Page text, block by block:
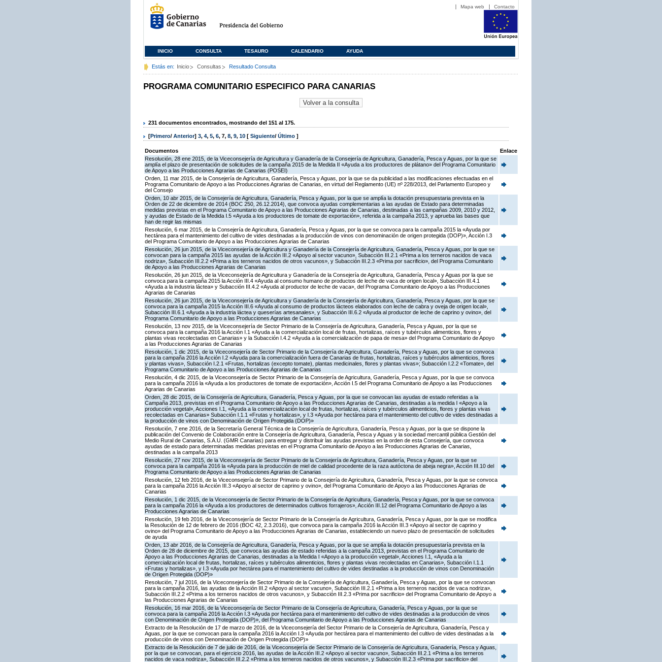
Mapa web Contacto
INICIO CONSULTA TESAURO CALENDARIO AYUDA
Estás en: Inicio Consultas Resultado Consulta
PROGRAMA COMUNITARIO ESPECIFICO PARA CANARIAS
231 documentos encontrados, mostrando del 151 al 175.
[Primero/ Anterior] 3, 4, 5, 6, 7, 8, 9, 10 [ Siguiente/ Último ]
Documentos
Enlace
Resolución, 28 ene 2015, de la Viceconsejería de Agricultura y Ganadería de la Consejería de Agricultura, Ganadería, Pesca y Aguas, por la que se
amplía el plazo de presentación de solicitudes de la campaña 2015 de la Medida II «Ayuda a los productores de plátano» del Programa Comunitario
de Apoyo a las Producciones Agrarias de Canarias (POSEI)
Orden, 11 mar 2015, de la Consejería de Agricultura, Ganadería, Pesca y Aguas, por la que se da publicidad a las modificaciones efectuadas en el
Programa Comunitario de Apoyo a las Producciones Agrarias de Canarias, en virtud del Reglamento (UE) nº 228/2013, del Parlamento Europeo y
del Consejo
Orden, 10 abr 2015, de la Consejería de Agricultura, Ganadería, Pesca y Aguas, por la que se amplía la dotación presupuestaria prevista en la
Orden de 22 de diciembre de 2014 (BOC 250, 26.12.2014), que convoca ayudas complementarias a las ayudas de Estado para determinadas
medidas previstas en el Programa Comunitario de Apoyo a las Producciones Agrarias de Canarias, destinadas a las campañas 2009, 2010 y 2012,
y ayudas de Estado de la Medida I.5 «Ayuda a los productores de tomate de exportación», referida a la campaña 2013, y aprueba las bases que
han de regir las mismas
Resolución, 6 mar 2015, de la Consejería de Agricultura, Ganadería, Pesca y Aguas, por la que se convoca para la campaña 2015 la «Ayuda por
hectárea para el mantenimiento del cultivo de vides destinadas a la producción de vinos con denominación de origen protegida (DOP)», Acción I.3
del Programa Comunitario de Apoyo a las Producciones Agrarias de Canarias
Resolución, 26 jun 2015, de la Viceconsejería de Agricultura y Ganadería de la Consejería de Agricultura, Ganadería, Pesca y Aguas, por la que se
convocan para la campaña 2015 las ayudas de la Acción III.2 «Apoyo al sector vacuno», Subacción III.2.1 «Prima a los terneros nacidos de vaca
nodriza», Subacción III.2.2 «Prima a los terneros nacidos de otros vacunos», y Subacción III.2.3 «Prima por sacrificio», del Programa Comunitario
de Apoyo a las Producciones Agrarias de Canarias
Resolución, 26 jun 2015, de la Viceconsejería de Agricultura y Ganadería de la Consejería de Agricultura, Ganadería, Pesca y Aguas por la que se
convoca para la campaña 2015 la Acción III.4 «Ayuda al consumo humano de productos de leche de vaca de origen local», Subacción III.4.1
«Ayuda a la industria láctea» y Subacción III.4.2 «Ayuda al productor de leche de vaca», del Programa Comunitario de Apoyo a las Producciones
Agrarias de Canarias
Resolución, 26 jun 2015, de la Viceconsejería de Agricultura y Ganadería de la Consejería de Agricultura, Ganadería, Pesca y Aguas, por la que se
convoca para la campaña 2015 la Acción III.6 «Ayuda al consumo de productos lácteos elaborados con leche de cabra y oveja de origen local»,
Subacción III.6.1 «Ayuda a la industria láctea y queserías artesanales», y Subacción III.6.2 «Ayuda al productor de leche de caprino y ovino», del
Programa Comunitario de Apoyo a las Producciones Agrarias de Canarias
Resolución, 13 nov 2015, de la Viceconsejería de Sector Primario de la Consejería de Agricultura, Ganadería, Pesca y Aguas, por la que se
convoca para la campaña 2016 la Acción I.1 «Ayuda a la comercialización local de frutas, hortalizas, raíces y tubérculos alimenticios, flores y
plantas vivas recolectadas en Canarias» y la Subacción I.4.2 «Ayuda a la comercialización de papa de mesa» del Programa Comunitario de Apoyo
a las Producciones Agrarias de Canarias
Resolución, 1 dic 2015, de la Viceconsejería de Sector Primario de la Consejería de Agricultura, Ganadería, Pesca y Aguas, por la que se convoca
para la campaña 2016 la Acción I.2 «Ayuda para la comercialización fuera de Canarias de frutas, hortalizas, raíces y tubérculos alimenticios, flores
y plantas vivas», Subacción I.2.1 «Frutas, hortalizas (excepto tomate), plantas medicinales, flores y plantas vivas»; Subacción I.2.2 «Tomate», del
Programa Comunitario de Apoyo a las Producciones Agrarias de Canarias
Resolución, 4 dic 2015, de la Viceconsejería de Sector Primario de la Consejería de Agricultura, Ganadería, Pesca y Aguas, por la que se convoca
para la campaña 2016 la «Ayuda a los productores de tomate de exportación», Acción I.5 del Programa Comunitario de Apoyo a las Producciones
Agrarias de Canarias
Orden, 28 dic 2015, de la Consejería de Agricultura, Ganadería, Pesca y Aguas, por la que se convocan las ayudas de estado referidas a la
Campaña 2013, previstas en el Programa Comunitario de Apoyo a las Producciones Agrarias de Canarias, destinadas a la medida I «Apoyo a la
producción vegetal», Acciones I.1, «Ayuda a la comercialización local de frutas, hortalizas, raíces y tubérculos alimenticios, flores y plantas vivas
recolectadas en Canarias» Subacción I.1.1 «Frutas y hortalizas», y I.3 «Ayuda por hectárea para el mantenimiento del cultivo de vides destinadas a
la producción de vinos con Denominación de Origen Protegida (DOP)»
Resolución, 7 ene 2016, de la Secretaría General Técnica de la Consejería de Agricultura, Ganadería, Pesca y Aguas, por la que se dispone la
publicación del Convenio de Colaboración entre la Consejería de Agricultura, Ganadería, Pesca y Aguas y la sociedad mercantil pública Gestión del
Medio Rural de Canarias, S.A.U. (GMR Canarias) para entregar y distribuir las ayudas previstas en la orden de esta Consejería, que convoca
ayudas de estado para determinadas medidas previstas en el Programa Comunitario de Apoyo a las Producciones Agrarias de Canarias,
destinadas a la campaña 2013
Resolución, 27 nov 2015, de la Viceconsejería de Sector Primario de la Consejería de Agricultura, Ganadería, Pesca y Aguas, por la que se
convoca para la campaña 2016 la «Ayuda para la producción de miel de calidad procedente de la raza autóctona de abeja negra», Acción III.10 del
Programa Comunitario de Apoyo a las Producciones Agrarias de Canarias
Resolución, 12 feb 2016, de la Viceconsejería de Sector Primario de la Consejería de Agricultura, Ganadería, Pesca y Aguas, por la que se convoca
para la campaña 2016 la Acción III.3 «Apoyo al sector de caprino y ovino», del Programa Comunitario de Apoyo a las Producciones Agrarias de
Canarias
Resolución, 1 dic 2015, de la Viceconsejería de Sector Primario de la Consejería de Agricultura, Ganadería, Pesca y Aguas, por la que se convoca
para la campaña 2016 la «Ayuda a los productores de determinados cultivos forrajeros», Acción III.12 del Programa Comunitario de Apoyo a las
Producciones Agrarias de Canarias
Resolución, 19 feb 2016, de la Viceconsejería de Sector Primario de la Consejería de Agricultura, Ganadería, Pesca y Aguas, por la que se modifica
la Resolución de 12 de febrero de 2016 (BOC 42, 2.3.2016), que convoca para la campaña 2016 la Acción III.3 «Apoyo al sector de caprino y
ovino» del Programa Comunitario de Apoyo a las Producciones Agrarias de Canarias, estableciendo un nuevo plazo de presentación de solicitudes
de ayuda
Orden, 13 abr 2016, de la Consejería de Agricultura, Ganadería, Pesca y Aguas, por la que se amplía la dotación presupuestaría prevista en la
Orden de 28 de diciembre de 2015, que convoca las ayudas de estado referidas a la campaña 2013, previstas en el Programa Comunitario de
Apoyo a las Producciones Agrarias de Canarias, destinadas a la Medida I «Apoyo a la producción vegetal», Acciones I.1, «Ayuda a la
comercialización local de frutas, hortalizas, raíces y tubérculos alimenticios, flores y plantas vivas recolectadas en Canarias», Subacción I.1.1
«Frutas y hortalizas», y I.3 «Ayuda por hectárea para el mantenimiento del cultivo de vides destinadas a la producción de vinos con Denominación
de Origen Protegida (DOP)»
Resolución, 7 jul 2016, de la Viceconsejería de Sector Primario de la Consejería de Agricultura, Ganadería, Pesca y Aguas, por la que se convocan
para la campaña 2016, las ayudas de la Acción III.2 «Apoyo al sector vacuno», Subacción III.2.1 «Prima a los terneros nacidos de vaca nodriza»,
Subacción III.2.2 «Prima a los terneros nacidos de otros vacunos», y Subacción III.2.3 «Prima por sacrificio» del Programa Comunitario de Apoyo a
las Producciones Agrarias de Canarias
Resolución, 16 mar 2016, de la Viceconsejería de Sector Primario de la Consejería de Agricultura, Ganadería, Pesca y Aguas, por la que se
convoca para la campaña 2016 la Acción I.3 «Ayuda por hectárea para el mantenimiento del cultivo de vides destinadas a la producción de vinos
con Denominación de Origen Protegida (DOP)», del Programa Comunitario de Apoyo a las Producciones Agrarias de Canarias
Extracto de la Resolución de 17 de marzo de 2016, de la Viceconsejería del Sector Primario de la Consejería de Agricultura, Ganadería, Pesca y
Aguas, por la que se convocan para la campaña 2016 la Acción I.3 «Ayuda por hectárea para el mantenimiento del cultivo de vides destinadas a la
producción de vinos con Denominación de Origen Protegida (DOP)»
Extracto de la Resolución de 7 de julio de 2016, de la Viceconsejería de Sector Primario de la Consejería de Agricultura, Ganadería, Pesca y Aguas,
por la que se convocan, para el ejercicio 2016, las ayudas de la Acción III.2 «Apoyo al sector vacuno», Subacción III.2.1 «Prima a los terneros
nacidos de vaca nodriza», Subacción III.2.2 «Prima a los terneros nacidos de otros vacunos», y Subacción III.2.3 «Prima por sacrificio» del